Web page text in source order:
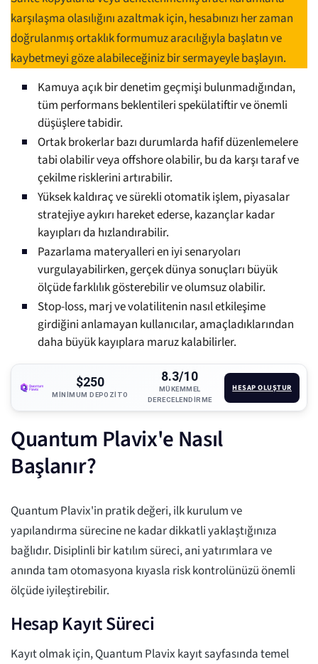
karşılaşma olasılığını azaltmak için, hesabınızı her zaman
doğrulanmış ortaklık formumuz aracılığıyla başlatın ve
kaybetmeyi göze alabileceğiniz bir sermayeyle başlayın.
Kamuya açık bir denetim geçmişi bulunmadığından,
tüm performans beklentileri spekülatiftir ve önemli
düşüşlere tabidir.
Ortak brokerlar bazı durumlarda hafif düzenlemelere
tabi olabilir veya offshore olabilir, bu da karşı taraf ve
çekilme risklerini artırabilir.
Yüksek kaldıraç ve sürekli otomatik işlem, piyasalar
stratejiye aykırı hareket ederse, kazançlar kadar
kayıpları da hızlandırabilir.
Pazarlama materyalleri en iyi senaryoları
vurgulayabilirken, gerçek dünya sonuçları büyük
ölçüde farklılık gösterebilir ve olumsuz olabilir.
Stop-loss, marj ve volatilitenin nasıl etkileşime
girdiğini anlamayan kullanıcılar, amaçladıklarından
daha büyük kayıplara maruz kalabilirler.
$250
MINIMUM DEPOZITO
8.3/10
MÜKEMMEL
DERECELENDIRME
HESAP OLUŞTUR
Quantum Plavix'e Nasıl
Başlanır?
Quantum Plavix'in pratik değeri, ilk kurulum ve
yapılandırma sürecine ne kadar dikkatli yaklaştığınıza
bağlıdır. Disiplinli bir katılım süreci, ani yatırımlara ve
anında tam otomasyona kıyasla risk kontrolünüzü önemli
ölçüde iyileştirebilir.
Hesap Kayıt Süreci
Kayıt olmak için, Quantum Plavix kayıt sayfasında temel